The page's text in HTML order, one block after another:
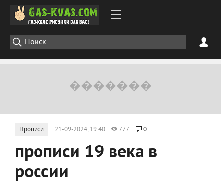
Прописи 21-09-2024, 19:40 777 0
прописи 19 века в
россии